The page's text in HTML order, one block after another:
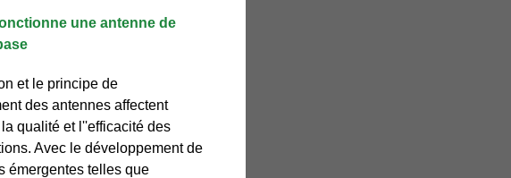
une antenne de
et le principe de
des antennes affectent
qualité et l''efficacité des
Avec le développement de
émergentes telles que